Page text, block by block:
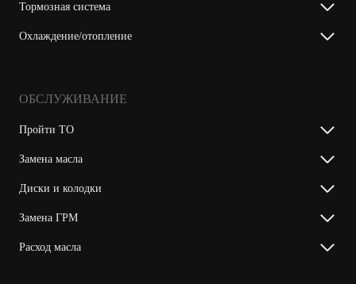
Тормозная система
Охлаждение/отопление
ОБСЛУЖИВАНИЕ
Пройти ТО
Замена масла
Диски и колодки
Замена ГРМ
Расход масла